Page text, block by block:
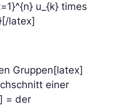
u_{k} times
latex]
Gruppen[latex]
einer
= der